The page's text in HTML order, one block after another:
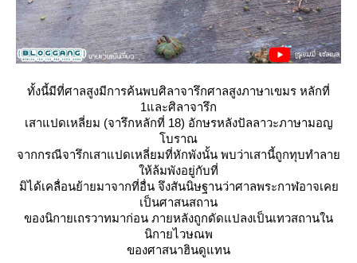
ทั้งนี้มีที่ศาลสูงมีการค้นพบศิลาจารึกศาลสูงภาษาเขมร หลักที่
1และศิลาจารึก
เสาแปดเหลี่ยม (จารึกหลักที่ 18) อักษรหลังปัลลาวะภาษามอญ
บราณ
จากกรณีจารึกเสาแปดเหลี่ยมที่หักพังนั้น พบว่าเสานี้ถูกทุบทำลา
ห้ล้มพังอยู่กับที่
มิได้เคลื่อนย้ายมาจากที่อื่น จึงสันนิษฐานว่าศาลพระกาฬอาจเค
เป็นศาสนสถาน
ของนิกายเถรวาทมาก่อน ภายหลังถูกดัดแปลงเป็นเทวสถานใน
นิกายไวษณพ
ของศาสนาฮินดูแทน